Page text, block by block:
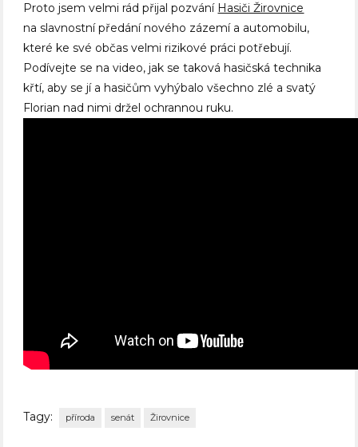
Proto jsem velmi rád přijal pozvání Hasiči Žirovnice
na slavnostní předání nového zázemí a automobilu,
které ke své občas velmi rizikové práci potřebují.
Podívejte se na video, jak se taková hasičská technika
křtí, aby se jí a hasičům vyhýbalo všechno zlé a svatý
Florian nad nimi držel ochrannou ruku.
Tagy: příroda senát Žirovnice